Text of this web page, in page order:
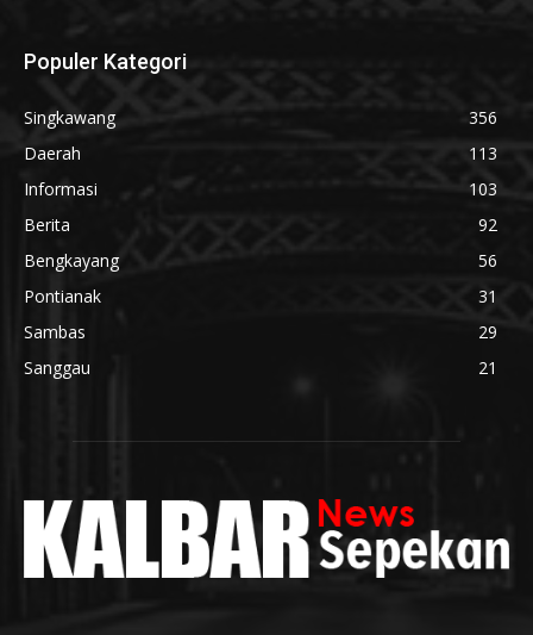
Populer Kategori
Singkawang
356
Daerah
113
Informasi
103
Berita
92
Bengkayang
56
Pontianak
31
Sambas
29
Sanggau
21